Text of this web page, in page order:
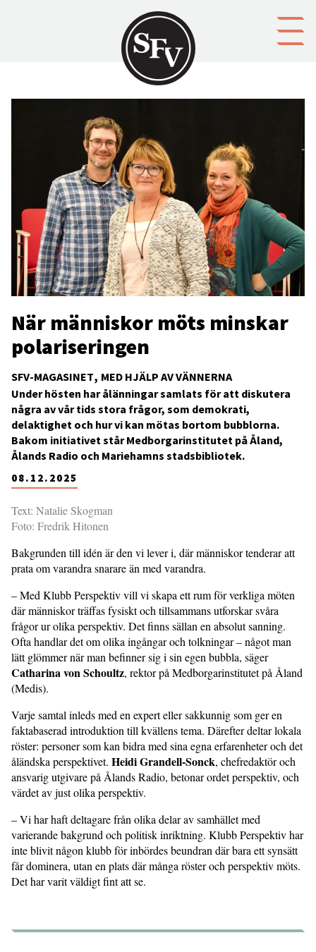
SFV-MAGASINET MED HJÄLP AV VÄNNERNA
När människor möts minskar
polariseringen
08.12.2025
Under hösten har ålänningar samlats för att diskutera
några av vår tids stora frågor, som demokrati,
delaktighet och hur vi kan mötas bortom bubblorna.
Bakom initiativet står Medborgarinstitutet på Åland,
Ålands Radio och Mariehamns stadsbibliotek.
Text: Natalie Skogman
Foto: Fredrik Hitonen
Bakgrunden till idén är den vi lever i, där människor tenderar att
prata om varandra snarare än med varandra.
– Med Klubb Perspektiv vill vi skapa ett rum för verkliga möten
där människor träffas fysiskt och tillsammans utforskar svåra
frågor ur olika perspektiv. Det finns sällan en absolut sanning.
Ofta handlar det om olika ingångar och tolkningar – något man
lätt glömmer när man befinner sig i sin egen bubbla, säger
Catharina von Schoultz, rektor på Medborgarinstitutet på Åland
(Medis).
Varje samtal inleds med en expert eller sakkunnig som ger en
faktabaserad introduktion till kvällens tema. Därefter deltar lokala
röster: personer som kan bidra med sina egna erfarenheter och det
åländska perspektivet. Heidi Grandell-Sonck, chefredaktör och
ansvarig utgivare på Ålands Radio, betonar ordet perspektiv, och
värdet av just olika perspektiv.
– Vi har haft deltagare från olika delar av samhället med
varierande bakgrund och politisk inriktning. Klubb Perspektiv har
inte blivit någon klubb för inbördes beundran där bara ett synsätt
får dominera, utan en plats där många röster och perspektiv möts.
Det har varit väldigt fint att se.